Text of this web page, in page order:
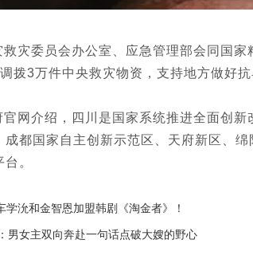
委员会办公室、应急管理部会同国家
拨3万件中央救灾物资，支持地方做好抗
介绍，四川是国家系统推进全面创新
成都国家自主创新示范区、天府新区、
。
学沇和金智恩加盟韩剧《淘金者》！
男女主双向奔赴一句话点破大嫂的野心